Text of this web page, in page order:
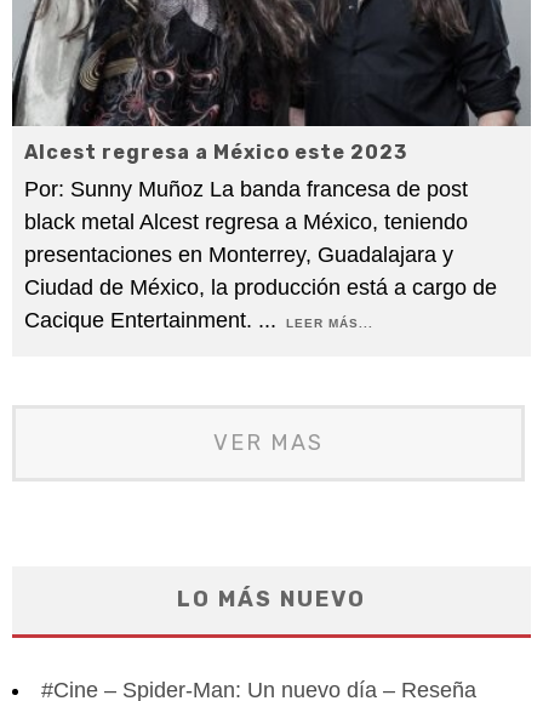
Alcest regresa a México este 2023
Por: Sunny Muñoz La banda francesa de post
black metal Alcest regresa a México, teniendo
presentaciones en Monterrey, Guadalajara y
Ciudad de México, la producción está a cargo de
Cacique Entertainment. ... LEER MÁS...
VER MAS
LO MÁS NUEVO
#Cine – Spider-Man: Un nuevo día – Reseña